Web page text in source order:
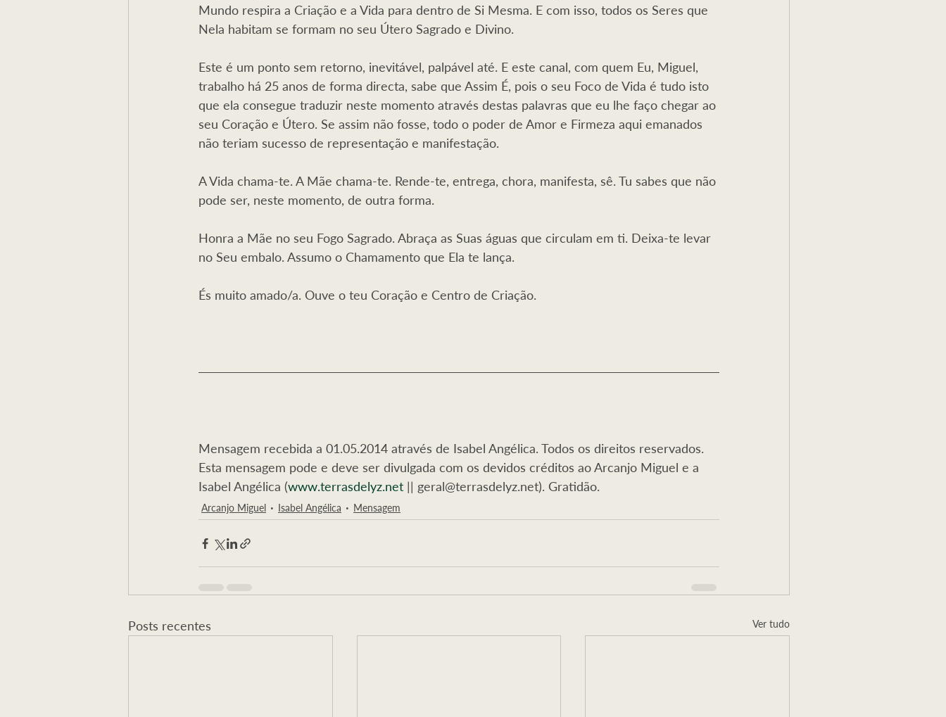
Mundo respira a Criação e a Vida para dentro de Si Mesma. E com isso, todos os Seres que
Nela habitam se formam no seu Útero Sagrado e Divino.
Este é um ponto sem retorno, inevitável, palpável até. E este canal, com quem Eu, Miguel,
trabalho há 25 anos de forma directa, sabe que Assim É, pois o seu Foco de Vida é tudo isto
que ela consegue traduzir neste momento através destas palavras que eu lhe faço chegar ao
seu Coração e Útero. Se assim não fosse, todo o poder de Amor e Firmeza aqui emanados
não teriam sucesso de representação e manifestação.
A Vida chama-te. A Mãe chama-te. Rende-te, entrega, chora, manifesta, sê. Tu sabes que não
pode ser, neste momento, de outra forma.
Honra a Mãe no seu Fogo Sagrado. Abraça as Suas águas que circulam em ti. Deixa-te levar
no Seu embalo. Assumo o Chamamento que Ela te lança.
És muito amado/a. Ouve o teu Coração e Centro de Criação.
Mensagem recebida a 01.05.2014 através de Isabel Angélica. Todos os direitos reservados.
Esta mensagem pode e deve ser divulgada com os devidos créditos ao Arcanjo Miguel e a
Isabel Angélica (www.terrasdelyz.net || geral@terrasdelyz.net). Gratidão.
Arcanjo Miguel Isabel Angélica Mensagem
Posts recentes Ver tudo